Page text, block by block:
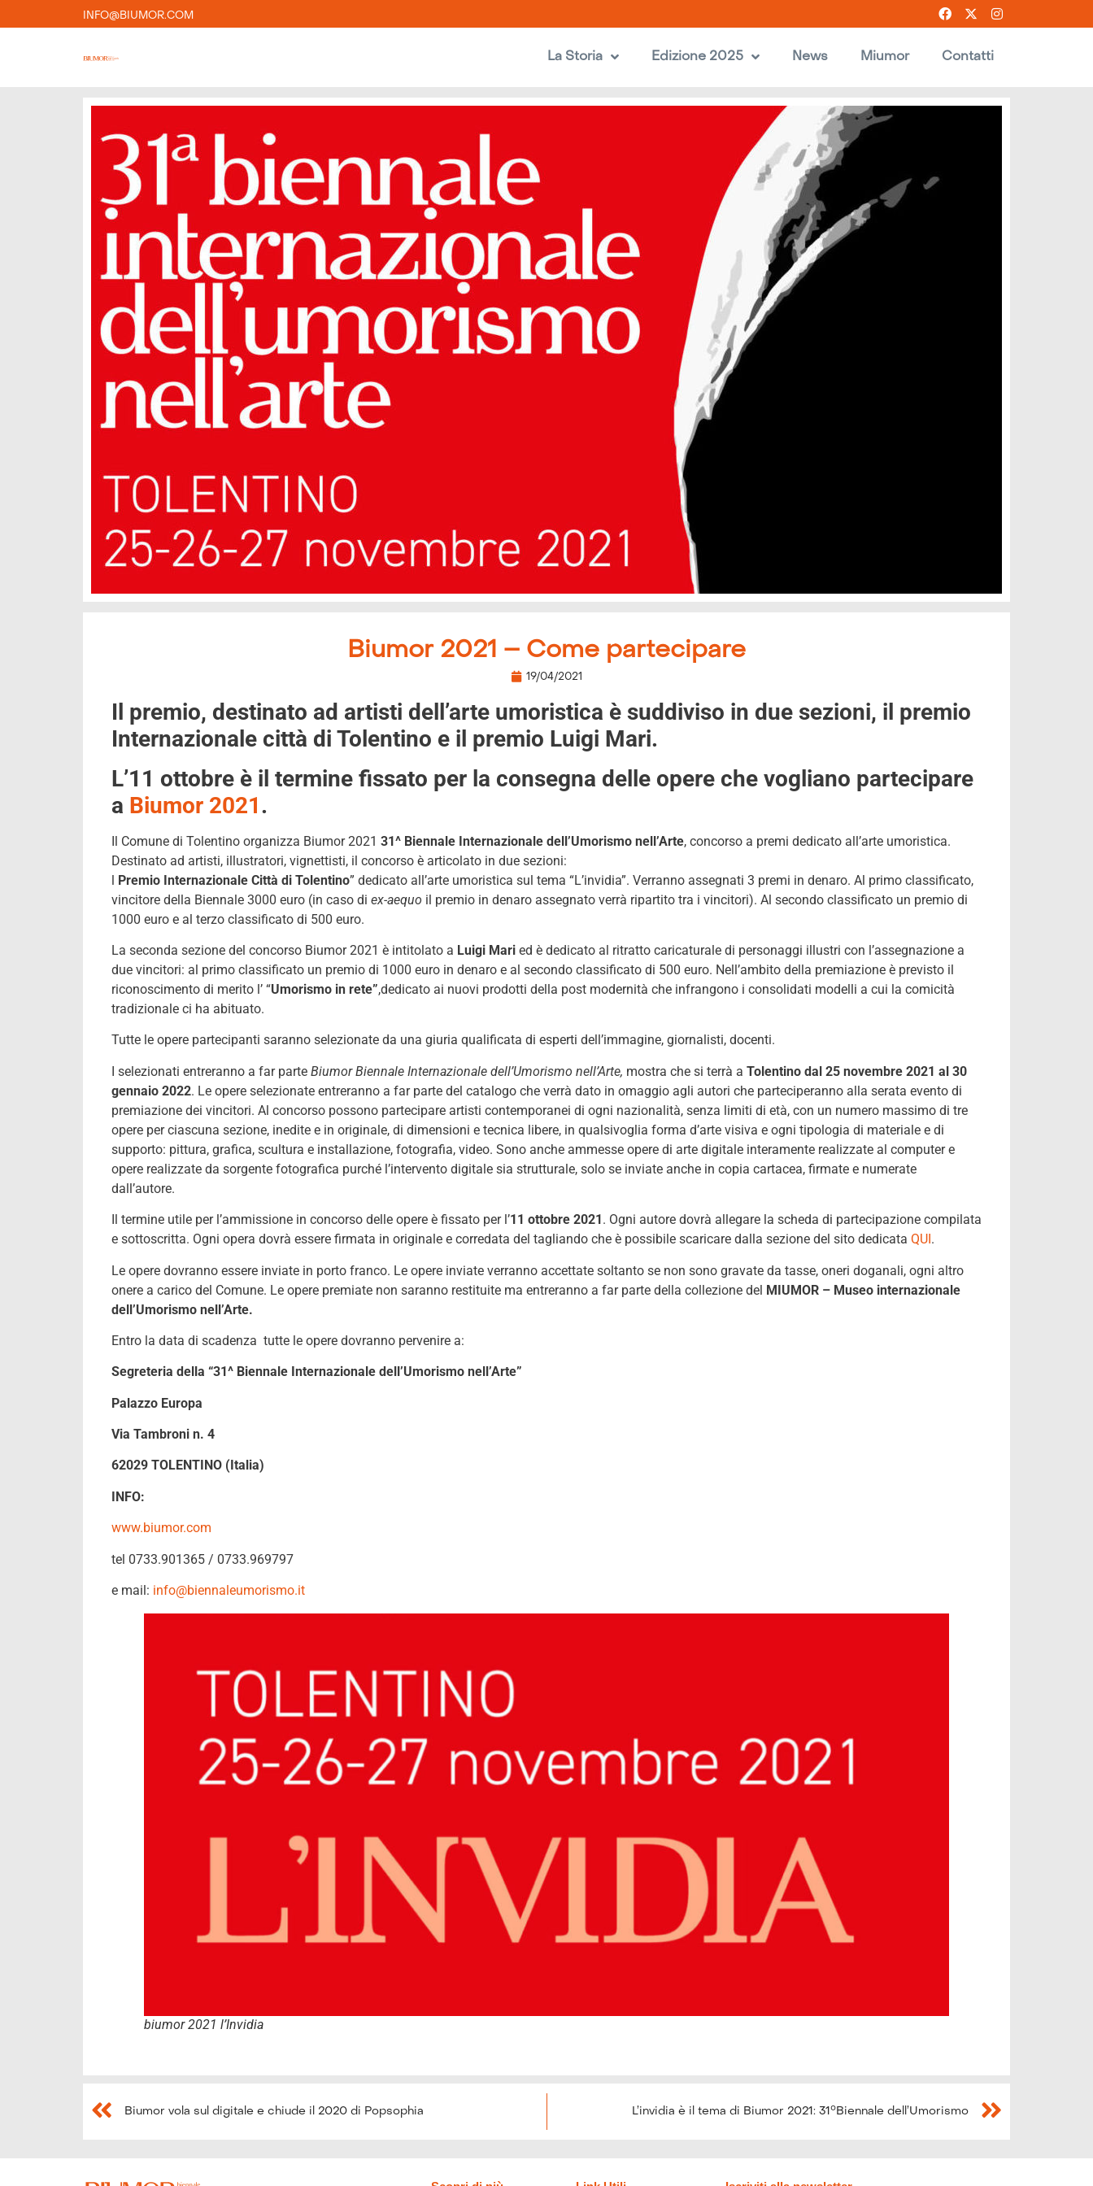
INFO@BIUMOR.COM
La Storia Edizione 2025 News Miumor Contatti
Biumor 2021 – Come partecipare
19/04/2021
Il premio, destinato ad artisti dell’arte umoristica è suddiviso in due sezioni, il premio
Internazionale città di Tolentino e il premio Luigi Mari.
L’11 ottobre è il termine fissato per la consegna delle opere che vogliano partecipare
a Biumor 2021.
Il Comune di Tolentino organizza Biumor 2021 31^ Biennale Internazionale dell’Umorismo nell’Arte, concorso a premi dedicato all’arte umoristica.
Destinato ad artisti, illustratori, vignettisti, il concorso è articolato in due sezioni:
l Premio Internazionale Città di Tolentino” dedicato all’arte umoristica sul tema “L’invidia”. Verranno assegnati 3 premi in denaro. Al primo classificato,
vincitore della Biennale 3000 euro (in caso di ex-aequo il premio in denaro assegnato verrà ripartito tra i vincitori). Al secondo classificato un premio di
1000 euro e al terzo classificato di 500 euro.
La seconda sezione del concorso Biumor 2021 è intitolato a Luigi Mari ed è dedicato al ritratto caricaturale di personaggi illustri con l’assegnazione a
due vincitori: al primo classificato un premio di 1000 euro in denaro e al secondo classificato di 500 euro. Nell’ambito della premiazione è previsto il
riconoscimento di merito l’ “Umorismo in rete”,dedicato ai nuovi prodotti della post modernità che infrangono i consolidati modelli a cui la comicità
tradizionale ci ha abituato.
Tutte le opere partecipanti saranno selezionate da una giuria qualificata di esperti dell’immagine, giornalisti, docenti.
I selezionati entreranno a far parte Biumor Biennale Internazionale dell’Umorismo nell’Arte, mostra che si terrà a Tolentino dal 25 novembre 2021 al 30
gennaio 2022. Le opere selezionate entreranno a far parte del catalogo che verrà dato in omaggio agli autori che parteciperanno alla serata evento di
premiazione dei vincitori. Al concorso possono partecipare artisti contemporanei di ogni nazionalità, senza limiti di età, con un numero massimo di tre
opere per ciascuna sezione, inedite e in originale, di dimensioni e tecnica libere, in qualsivoglia forma d’arte visiva e ogni tipologia di materiale e di
supporto: pittura, grafica, scultura e installazione, fotografia, video. Sono anche ammesse opere di arte digitale interamente realizzate al computer e
opere realizzate da sorgente fotografica purché l’intervento digitale sia strutturale, solo se inviate anche in copia cartacea, firmate e numerate
dall’autore.
Il termine utile per l’ammissione in concorso delle opere è fissato per l’11 ottobre 2021. Ogni autore dovrà allegare la scheda di partecipazione compilata
e sottoscritta. Ogni opera dovrà essere firmata in originale e corredata del tagliando che è possibile scaricare dalla sezione del sito dedicata QUI.
Le opere dovranno essere inviate in porto franco. Le opere inviate verranno accettate soltanto se non sono gravate da tasse, oneri doganali, ogni altro
onere a carico del Comune. Le opere premiate non saranno restituite ma entreranno a far parte della collezione del MIUMOR – Museo internazionale
dell’Umorismo nell’Arte.
Entro la data di scadenza tutte le opere dovranno pervenire a:
Segreteria della “31^ Biennale Internazionale dell’Umorismo nell’Arte”
Palazzo Europa
Via Tambroni n. 4
62029 TOLENTINO (Italia)
INFO:
www.biumor.com
tel 0733.901365 / 0733.969797
e mail: info@biennaleumorismo.it
biumor 2021 l’Invidia
Biumor vola sul digitale e chiude il 2020 di Popsophia L’invidia è il tema di Biumor 2021: 31°Biennale dell’Umorismo